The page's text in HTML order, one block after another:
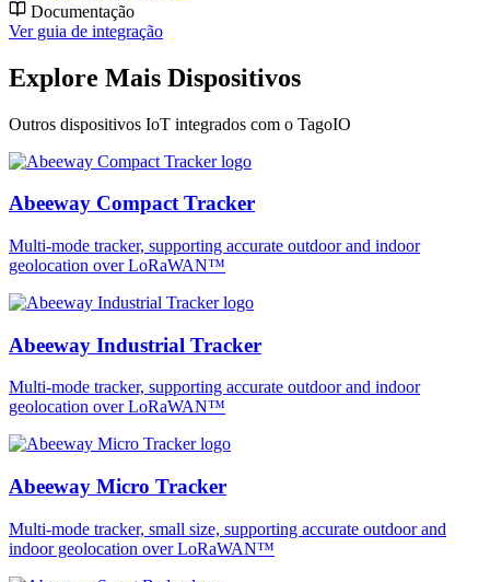
Documentação
Ver guia de integração
Explore Mais Dispositivos
Outros dispositivos IoT integrados com o TagoIO
Abeeway Compact Tracker
Multi-mode tracker, supporting accurate outdoor and indoor
geolocation over LoRaWAN™
Abeeway Industrial Tracker
Multi-mode tracker, supporting accurate outdoor and indoor
geolocation over LoRaWAN™
Abeeway Micro Tracker
Multi-mode tracker, small size, supporting accurate outdoor and
indoor geolocation over LoRaWAN™